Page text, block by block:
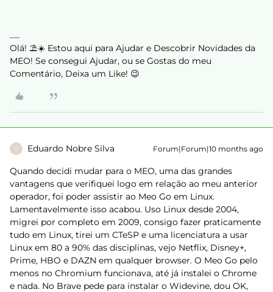
Olá! ⛱️☀️ Estou aqui para Ajudar e Descobrir Novidades da
MEO! Se consegui Ajudar, ou se Gostas do meu
Comentário, Deixa um Like! 😉
E Eduardo Nobre Silva Forum|Forum|10 months ago
Quando decidi mudar para o MEO, uma das grandes
vantagens que verifiquei logo em relação ao meu anterior
operador, foi poder assistir ao Meo Go em Linux.
Lamentavelmente isso acabou. Uso Linux desde 2004,
migrei por completo em 2009, consigo fazer praticamente
tudo em Linux, tirei um CTeSP e uma licenciatura a usar
Linux em 80 a 90% das disciplinas, vejo Netflix, Disney+,
Prime, HBO e DAZN em qualquer browser. O Meo Go pelo
menos no Chromium funcionava, até já instalei o Chrome
e nada. No Brave pede para instalar o Widevine, dou OK,